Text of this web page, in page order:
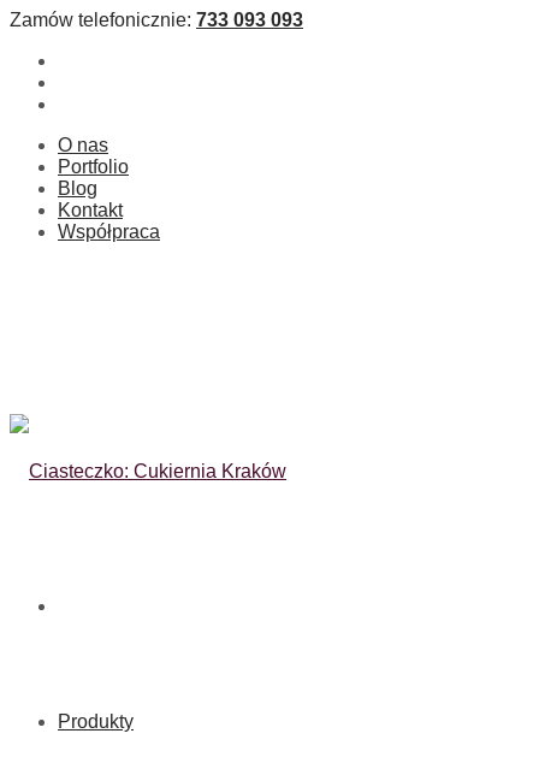
Zamów telefonicznie: 733 093 093
O nas
Portfolio
Blog
Kontakt
Współpraca
Produkty